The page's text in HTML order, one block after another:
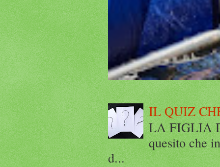
IL QUIZ
LA FIGLIA
quesito che
d...